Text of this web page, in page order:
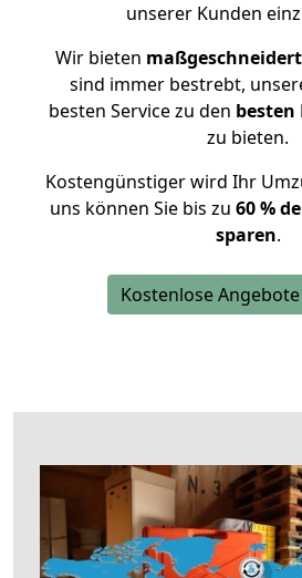
unserer Kunden
Wir bieten
sind immer bestrebt,
besten Service zu den besten
zu bieten.
Kostengünstiger wird Ihr
uns können Sie bis zu 60 %
sparen.
Kostenlose